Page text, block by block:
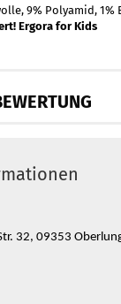
9% Polyamid, 1%
Ergora for Kids
32, 09353